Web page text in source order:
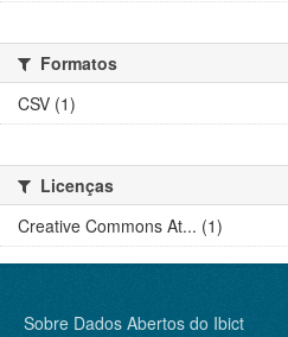
Formatos
CSV (1)
Licenças
Creative Commons At... (1)
Sobre Dados Abertos do Ibict